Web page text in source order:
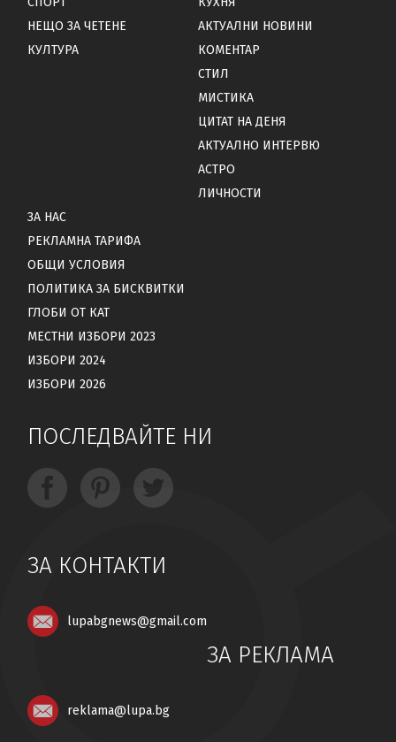
НЕЩО ЗА ЧЕТЕНЕ
КУЛТУРА
АКТУАЛНИ НОВИНИ
КОМЕНТАР
СТИЛ
МИСТИКА
ЦИТАТ НА ДЕНЯ
АКТУАЛНО ИНТЕРВЮ
АСТРО
ЛИЧНОСТИ
ЗА НАС
РЕКЛАМНА ТАРИФА
ОБЩИ УСЛОВИЯ
ПОЛИТИКА ЗА БИСКВИТКИ
ГЛОБИ ОТ КАТ
МЕСТНИ ИЗБОРИ 2023
ИЗБОРИ 2024
ИЗБОРИ 2026
ПОСЛЕДВАЙТЕ НИ
ЗА КОНТАКТИ
lupabgnews@gmail.com
ЗА РЕКЛАМА
reklama@lupa.bg